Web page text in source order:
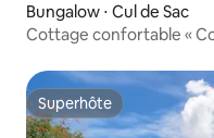
Bungalow ⋅ Cul de Sac
Cottage confortable «
Superhôte
Superhôte